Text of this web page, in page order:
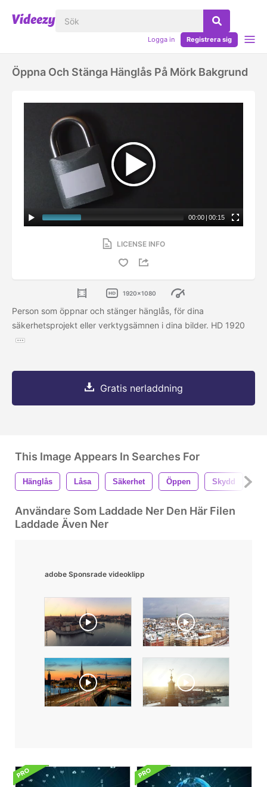
Logga in Registrera sig
Öppna Och Stänga Hänglås På Mörk Bakgrund
00:00 | 00:15
LICENSE INFO
1920x1080
Person som öppnar och stänger hänglås, för dina
säkerhetsprojekt eller verktygsämnen i dina bilder. HD 1920
Gratis nerladdning
This Image Appears In Searches For
Hänglås Låsa Säkerhet Öppen Skydd
Användare Som Laddade Ner Den Här Filen
Laddade Även Ner
adobe Sponsrade videoklipp